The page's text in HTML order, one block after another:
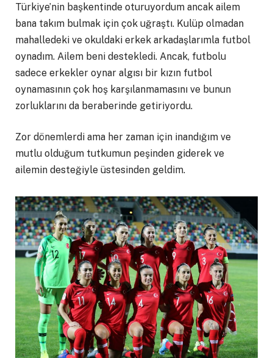
Türkiye’nin başkentinde oturuyordum ancak ailem
bana takım bulmak için çok uğraştı. Kulüp olmadan
mahalledeki ve okuldaki erkek arkadaşlarımla futbol
oynadım. Ailem beni destekledi. Ancak, futbolu
sadece erkekler oynar algısı bir kızın futbol
oynamasının çok hoş karşılanmamasını ve bunun
zorluklarını da beraberinde getiriyordu.
Zor dönemlerdi ama her zaman için inandığım ve
mutlu olduğum tutkumun peşinden giderek ve
ailemin desteğiyle üstesinden geldim.